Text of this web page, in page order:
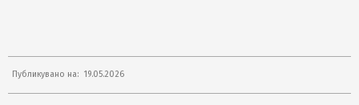
Публикувано на: 19.05.2026